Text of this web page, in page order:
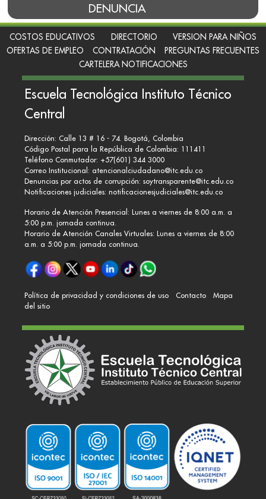
DENUNCIA
COSTOS EDUCATIVOS DIRECTORIO
VERSION PARA NIÑOS
OFERTAS DE EMPLEO
CONTRATACIÓN
PREGUNTAS FRECUENTES
CARTELERA NOTIFICACIONES
Escuela Tecnológica Instituto Técnico
Central
Dirección: Calle 13 # 16 - 74. Bogotá, Colombia
Código Postal para la República de Colombia: 111411
Teléfono Conmutador: +57(601) 344 3000
Correo Institucional: atencionalciudadano@itc.edu.co
Denuncias por actos de corrupción: soytransparente@itc.edu.co
Notificaciones judiciales: notificacionesjudiciales@itc.edu.co
Horario de Atención Presencial: Lunes a viernes de 8:00 a.m. a
5:00 p.m. jornada continua.
Horario de Atención Canales Virtuales: Lunes a viernes de 8:00
a.m. a 5:00 p.m. jornada continua.
Política de privacidad y condiciones de uso Contacto
Mapa
del sitio